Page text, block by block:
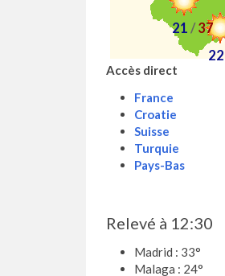
22
21 / 37
Accès direct
France
Croatie
Suisse
Turquie
Pays-Bas
Relevé à 12:30
Madrid : 33°
Malaga : 24°